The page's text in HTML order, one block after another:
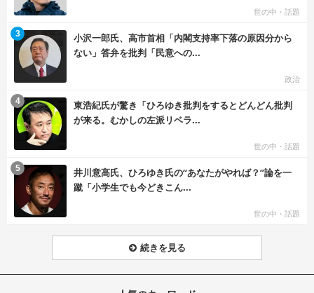
世の中・話題
小沢一郎氏、高市首相「内閣支持率下落の原因分から
ない」答弁を批判「民意への...
政治
3
東浩紀氏が驚き「ひろゆき批判をするとどんどん批判
が来る。むかしの左派リベラ...
世の中・話題
4
井川意高氏、ひろゆき氏の“あなたがやれば？”論を一
蹴「小学生でも今どきこん...
世の中・話題
5
続きを見る